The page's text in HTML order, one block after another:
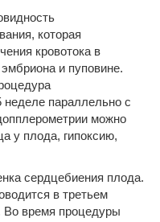
которая
кровотока в
и пуповине.
неделе параллельно с
можно
у плода, гипоксию,
сердцебиения плода.
в третьем
Во время процедуры